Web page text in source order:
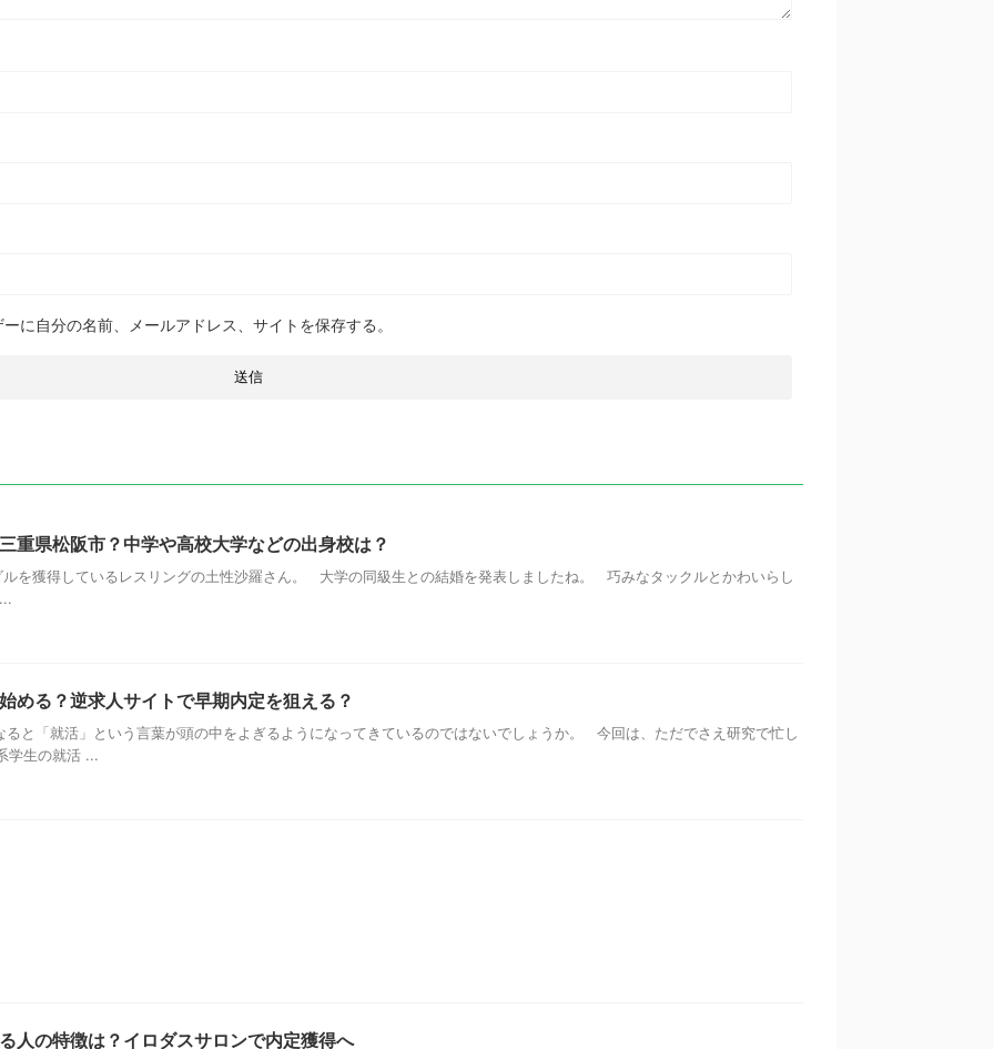
に自分の名前、メールアドレス、サイトを保存する。
重県松阪市？中学や高校大学などの出身校は？
を獲得しているレスリングの土性沙羅さん。 大学の同級生との結婚を発表しましたね。 巧みなタックルとかわいらし
める？逆求人サイトで早期内定を狙える？
と「就活」という言葉が頭の中をよぎるようになってきているのではないでしょうか。 今回は、ただでさえ研究で忙し
学生の就活 ...
人の特徴は？イロダスサロンで内定獲得へ